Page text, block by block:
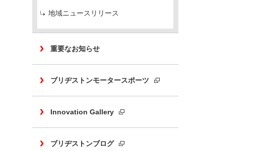
地域ニュースリリース
重要なお知らせ
ブリヂストンモータースポーツ
Innovation Gallery
ブリヂストンブログ